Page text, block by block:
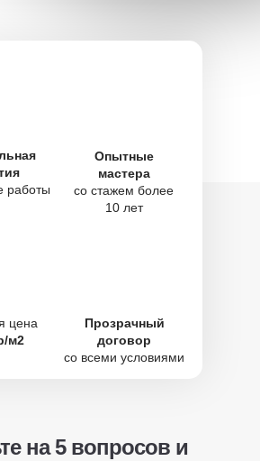
работы
цена
м2
Прозрачный
договор
со всеми условиями
Опытные
мастера
со стажем более
10 лет
на 5 вопросов и